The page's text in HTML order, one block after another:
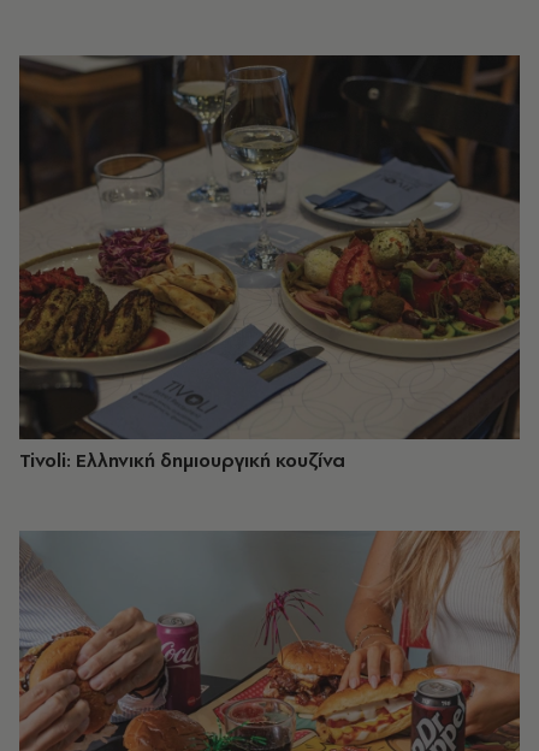
Tivoli: Ελληνική δημιουργική κουζίνα